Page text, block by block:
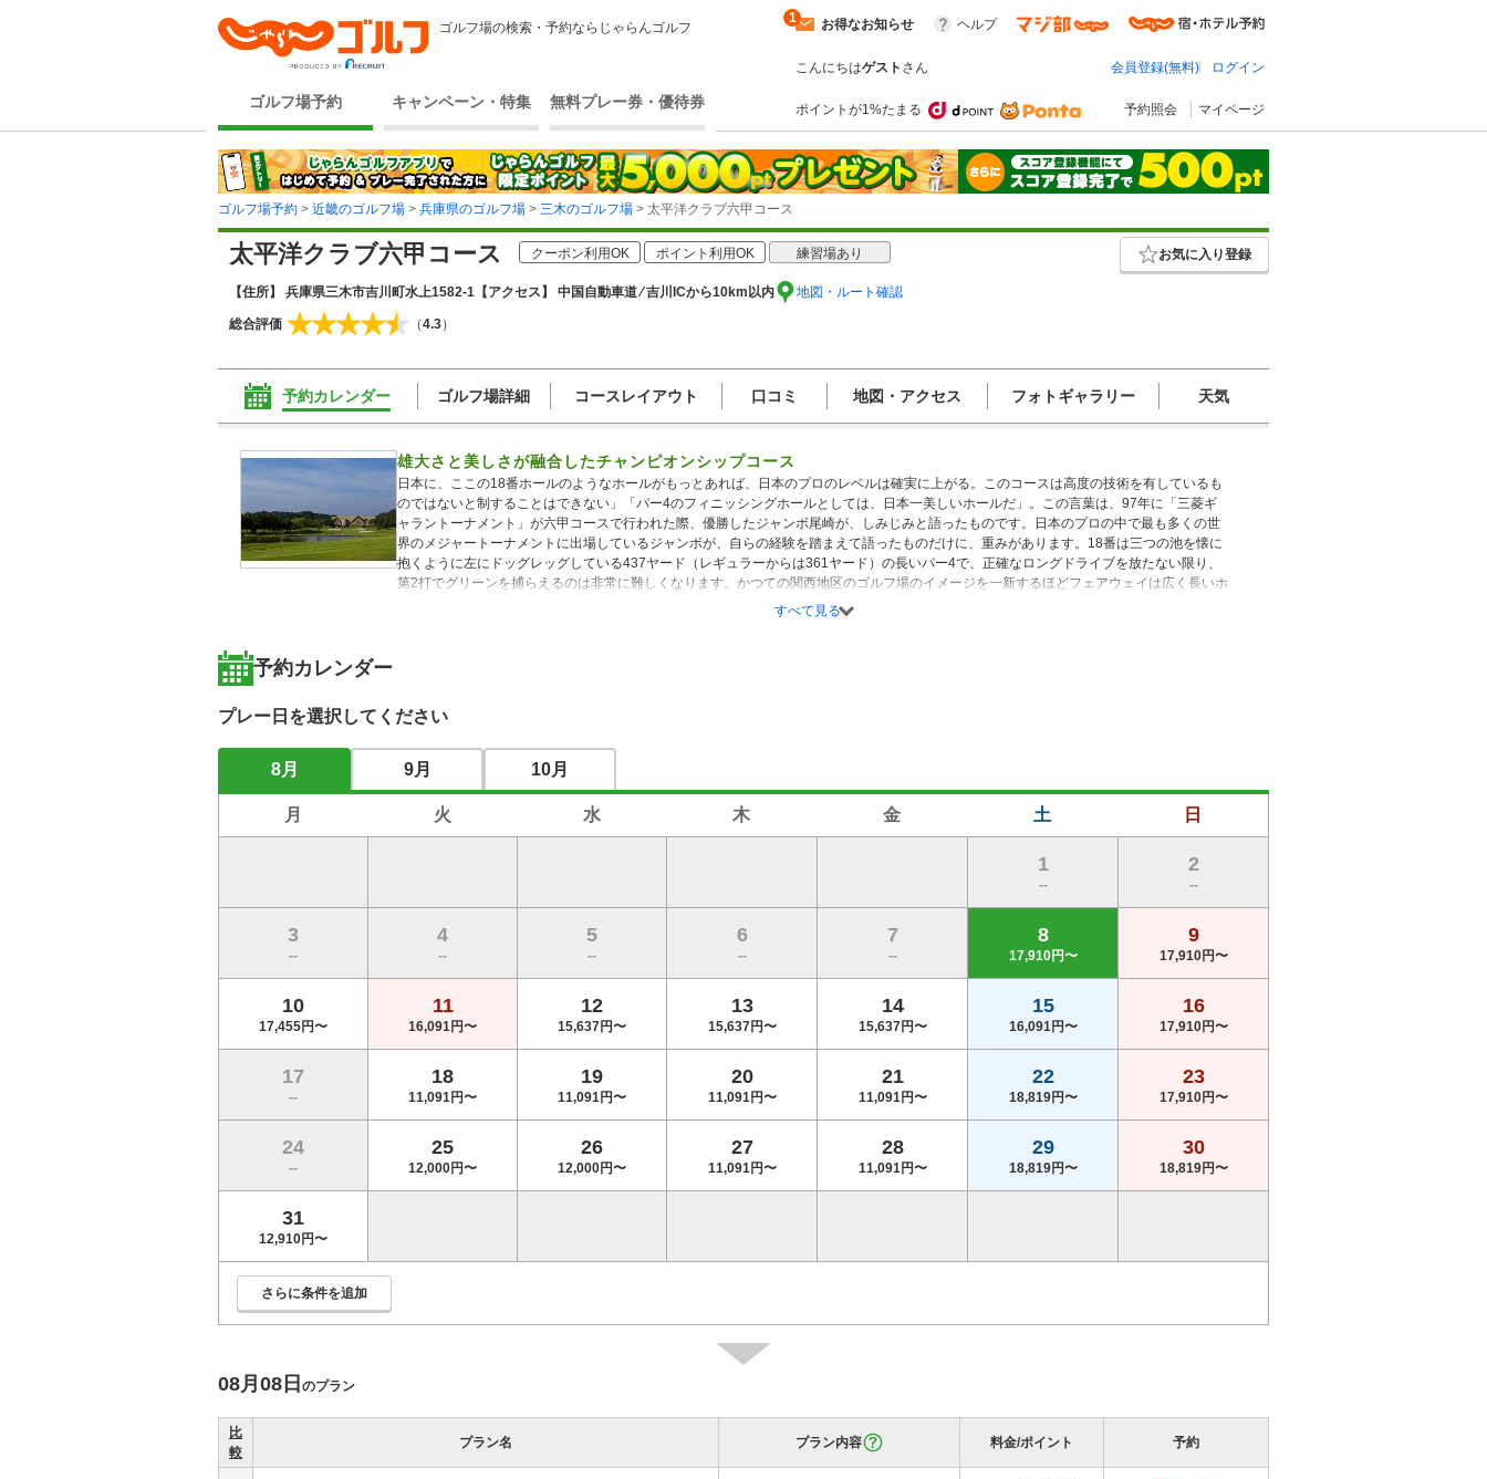
ゴルフ場の検索・予約ならじゃらんゴルフ
ゴルフ場予約 キャンペーン・特集 無料プレー券・優待券
お得なお知らせ
1 ヘルプ
こんにちはゲスト さん 会員登録(無料) ログイン
ポイントが1%たまる 予約照会 マイページ
ゴルフ場予約 > 近畿のゴルフ場 > 兵庫県のゴルフ場 > 三木のゴルフ場 > 太平洋クラブ六甲コース
太平洋クラブ六甲コース クーポン利用OK ポイント利用OK 練習場あり お気に入り登録
【住所】 兵庫県三木市吉川町水上1582-1 【アクセス】 中国自動車道 ⁄ 吉川ICから10km以内 地図・ルート確認
総合評価 （4.3）
予約カレンダー ゴルフ場詳細 コースレイアウト 口コミ 地図・アクセス フォトギャラリー 天気
雄大さと美しさが融合したチャンピオンシップコース
日本に、ここの18番ホールのようなホールがもっとあれば、日本のプロのレベルは確実に上がる。このコースは高度の技術を有しているも
のではないと制することはできない」「パー4のフィニッシングホールとしては、日本一美しいホールだ」。この言葉は、97年に「三菱ギ
ャラントーナメント」が六甲コースで行われた際、優勝したジャンボ尾崎が、しみじみと語ったものです。日本のプロの中で最も多くの世
界のメジャートーナメントに出場しているジャンボが、自らの経験を踏まえて語ったものだけに、重みがあります。18番は三つの池を懐に
抱くように左にドッグレッグしている437ヤード（レギュラーからは361ヤード）の長いパー4で、正確なロングドライブを放たない限り、
第2打でグリーンを捕らえるのは非常に難しくなります。かつての関西地区のゴルフ場のイメージを一新するほどフェアウェイは広く長いホ
ールが多く、伸び伸びとプレーできます。しかし、ジャンボが指摘するように戦略性は高く、油断はなりません。
すべて見る
予約カレンダー
プレー日を選択してください
8月 9月 10月
月 火 水 木 金 土 日
1
--
2
--
3
--
4
--
5
--
6
--
7
--
8
17,910円〜
9
17,910円〜
10
17,455円〜
11
16,091円〜
12
15,637円〜
13
15,637円〜
14
15,637円〜
15
16,091円〜
16
17,910円〜
17
--
18
11,091円〜
19
11,091円〜
20
11,091円〜
21
11,091円〜
22
18,819円〜
23
17,910円〜
24
--
25
12,000円〜
26
12,000円〜
27
11,091円〜
28
11,091円〜
29
18,819円〜
30
18,819円〜
31
12,910円〜
さらに条件を追加
08月08日 のプラン
比
較
プラン名 プラン内容 料金/ポイント 予約